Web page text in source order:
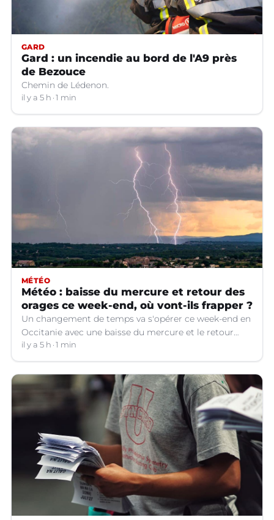
GARD
Gard : un incendie au bord de l'A9 près
de Bezouce
Chemin de Lédenon.
il y a 5 h 1 min
MÉTÉO
Météo : baisse du mercure et retour des
orages ce week-end, où vont-ils frapper ?
Un changement de temps va s'opérer ce week-end en
Occitanie avec une baisse du mercure et le retour
d'orages dans certains départements.
il y a 5 h 1 min